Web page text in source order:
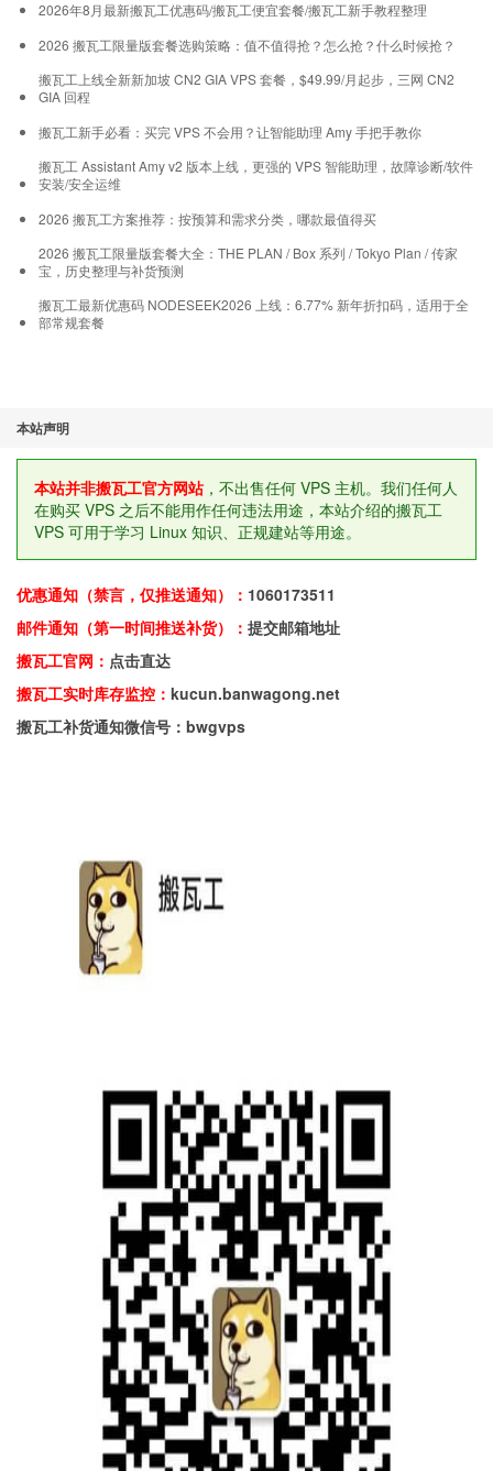
upgrades are possible, and no CN2
connectivity.
We have also enabledthe following features
on this service:
+ Free automated backups
+ Free snapshots
+ Instant RDNS update, OS reloads,
Console access from the control panel
The Chicken Specs
SSD: 20 GB
RAM: 1 GB
CPU: 1 core
Double Monthly Transfer:500 GB
GB
Datacenter: Fremont, USA/ China
Unicom: 2.5 Gbps
only$39.99/yr.
And, thanks to our Rewards program,
cheaper every year!
This page will be taken down as soon as The
Chicken is sold out.
2026年8月最新搬瓦工优惠码/搬瓦工便宜套餐/搬瓦工新手教程整理
2026 搬瓦工限量版套餐选购策略：值不值得抢？怎么抢？什么时候抢？
搬瓦工上线全新新加坡 CN2 GIA VPS 套餐，$49.99/月起步，三网 CN2
GIA 回程
搬瓦工新手必看：买完 VPS 不会用？让智能助理 Amy 手把手教你
搬瓦工 Assistant Amy v2 版本上线，更强的 VPS 智能助理，故障诊断/软件
安装/安全运维
2026 搬瓦工方案推荐：按预算和需求分类，哪款最值得买
2026 搬瓦工限量版套餐大全：THE PLAN / Box 系列 / Tokyo Plan / 传家
宝，历史整理与补货预测
搬瓦工最新优惠码 NODESEEK2026 上线：6.77% 新年折扣码，适用于全
部常规套餐
本站声明
本站并非搬瓦工官方网站，不出售任何 VPS 主机。我们任何人
在购买 VPS 之后不能用作任何违法用途，本站介绍的搬瓦工
VPS 可用于学习 Linux 知识、正规建站等用途。
优惠通知（禁言，仅推送通知）： 1060173511
邮件通知（第一时间推送补货）： 提交邮箱地址
搬瓦工官网： 点击直达
搬瓦工实时库存监控： kucun.banwagong.net
搬瓦工补货通知微信号：bwgvps